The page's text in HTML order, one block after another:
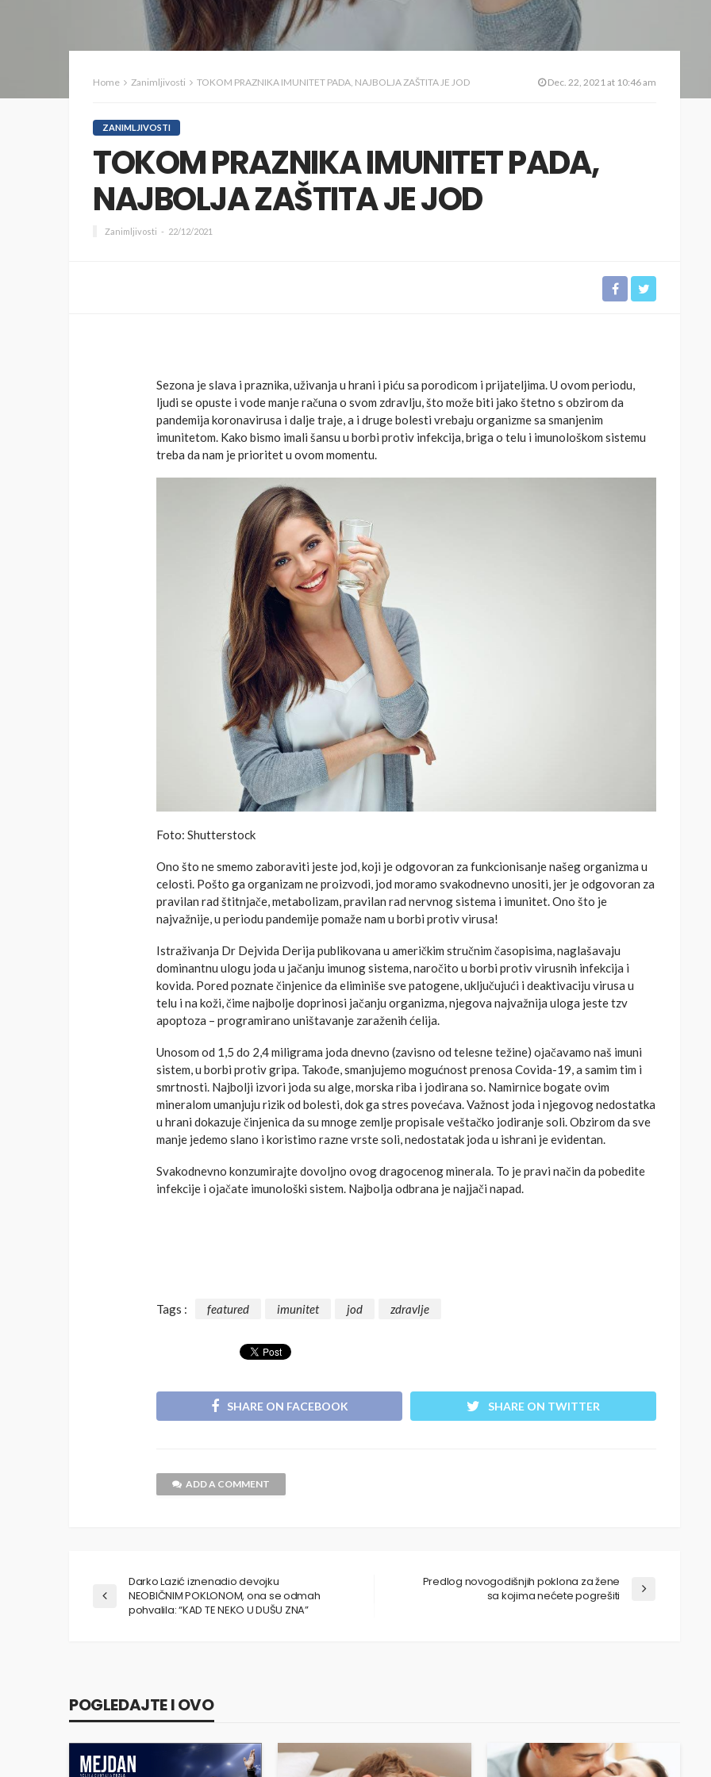
Home Zanimljivosti TOKOM PRAZNIKA IMUNITET PADA, NAJBOLJA ZAŠTITA JE JOD Dec. 22, 2021 at 10:46 am
ZANIMLJIVOSTI
TOKOM PRAZNIKA IMUNITET PADA,
NAJBOLJA ZAŠTITA JE JOD
Zanimljivosti 22/12/2021
Sezona je slava i praznika, uživanja u hrani i piću sa porodicom i prijateljima. U ovom periodu,
ljudi se opuste i vode manje računa o svom zdravlju, što može biti jako štetno s obzirom da
pandemija koronavirusa i dalje traje, a i druge bolesti vrebaju organizme sa smanjenim
imunitetom. Kako bismo imali šansu u borbi protiv infekcija, briga o telu i imunološkom sistemu
treba da nam je prioritet u ovom momentu.
Foto: Shutterstock
Ono što ne smemo zaboraviti jeste jod, koji je odgovoran za funkcionisanje našeg organizma u
celosti. Pošto ga organizam ne proizvodi, jod moramo svakodnevno unositi, jer je odgovoran za
pravilan rad štitnjače, metabolizam, pravilan rad nervnog sistema i imunitet. Ono što je
najvažnije, u periodu pandemije pomaže nam u borbi protiv virusa!
Istraživanja Dr Dejvida Derija publikovana u američkim stručnim časopisima, naglašavaju
dominantnu ulogu joda u jačanju imunog sistema, naročito u borbi protiv virusnih infekcija i
kovida. Pored poznate činjenice da eliminiše sve patogene, uključujući i deaktivaciju virusa u
telu i na koži, čime najbolje doprinosi jačanju organizma, njegova najvažnija uloga jeste tzv
apoptoza – programirano uništavanje zaraženih ćelija.
Unosom od 1,5 do 2,4 miligrama joda dnevno (zavisno od telesne težine) ojačavamo naš imuni
sistem, u borbi protiv gripa. Takođe, smanjujemo mogućnost prenosa Covida-19, a samim tim i
smrtnosti. Najbolji izvori joda su alge, morska riba i jodirana so. Namirnice bogate ovim
mineralom umanjuju rizik od bolesti, dok ga stres povećava. Važnost joda i njegovog nedostatka
u hrani dokazuje činjenica da su mnoge zemlje propisale veštačko jodiranje soli. Obzirom da sve
manje jedemo slano i koristimo razne vrste soli, nedostatak joda u ishrani je evidentan.
Svakodnevno konzumirajte dovoljno ovog dragocenog minerala. To je pravi način da pobedite
infekcije i ojačate imunološki sistem. Najbolja odbrana je najjači napad.
Tags : featured imunitet jod zdravlje
SHARE ON FACEBOOK SHARE ON TWITTER
ADD A COMMENT
Darko Lazić iznenadio devojku
NEOBIČNIM POKLONOM, ona se odmah
pohvalila: “KAD TE NEKO U DUŠU ZNA”
Predlog novogodišnjih poklona za žene
sa kojima nećete pogrešiti
POGLEDAJTE I OVO